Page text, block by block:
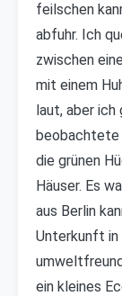
feilschen
abfuhr. Ich
zwischen
mit einem
laut, aber ich
beobachtete
die grünen
Häuser. Es
aus Berlin
Unterkunft in
ein kleines